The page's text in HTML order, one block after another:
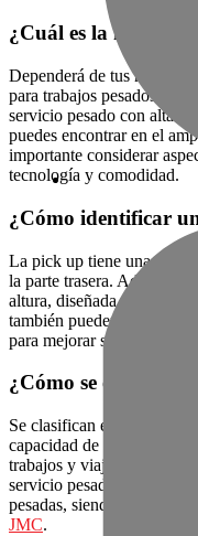
¿Cuál es la mejor
Dependerá de tus
para trabajos pesados y
servicio pesado con alta
puedes encontrar en el
importante considerar
tecnología y comodidad.
¿Cómo identificar
La pick up tiene una
la parte trasera. Además,
altura, diseñada para
también pueden contar
para mejorar su
¿Cómo se clasifican
Se clasifican en pick up
capacidad de carga. Las
trabajos y viajes
servicio pesado, que son
pesadas, siendo más
JMC.